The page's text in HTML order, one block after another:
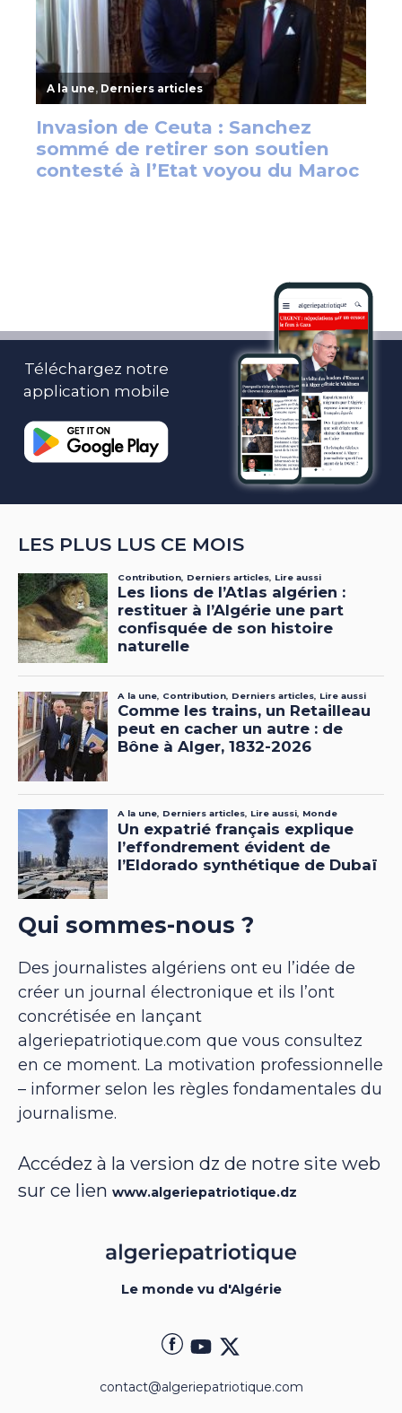
Téléchargez notre
application mobile
LES PLUS LUS CE MOIS
Qui sommes-nous ?
Des journalistes algériens ont eu l’idée de
créer un journal électronique et ils l’ont
concrétisée en lançant
algeriepatriotique.com que vous consultez
en ce moment. La motivation professionnelle
– informer selon les règles fondamentales du
journalisme.
Accédez à la version dz de notre site web
sur ce lien www.algeriepatriotique.dz
Le monde vu d'Algérie
contact@algeriepatriotique.com